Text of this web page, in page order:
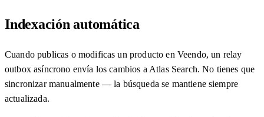
Indexación automática
Cuando publicas o modificas un producto en Veendo, un relay
outbox asíncrono envía los cambios a Atlas Search. No tienes que
sincronizar manualmente — la búsqueda se mantiene siempre
actualizada.